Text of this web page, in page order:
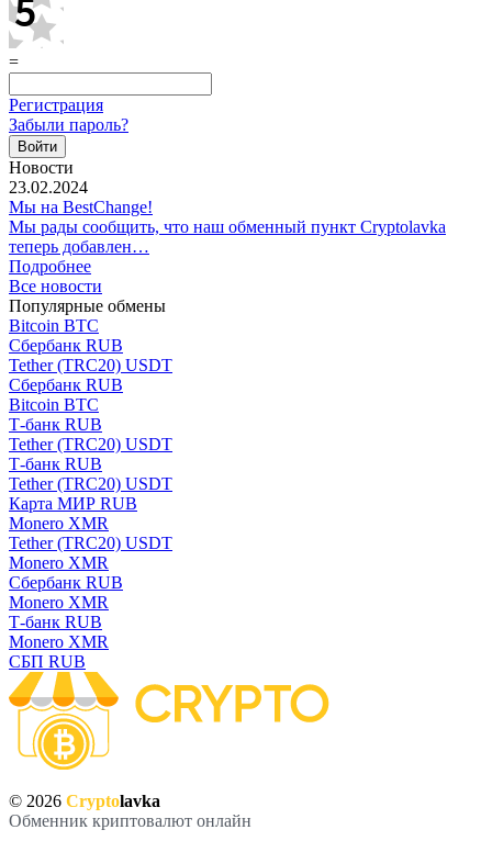
=
Регистрация
Забыли пароль?
Новости
23.02.2024
Мы на BestChange!
Мы рады сообщить, что наш обменный пункт Cryptolavka
теперь добавлен…
Подробнее
Все новости
Популярные обмены
Bitcoin BTC
Сбербанк RUB
Tether (TRC20) USDT
Сбербанк RUB
Bitcoin BTC
Т-банк RUB
Tether (TRC20) USDT
Т-банк RUB
Tether (TRC20) USDT
Карта МИР RUB
Monero XMR
Tether (TRC20) USDT
Monero XMR
Сбербанк RUB
Monero XMR
Т-банк RUB
Monero XMR
СБП RUB
© 2026 Cryptolavka
Обменник криптовалют онлайн